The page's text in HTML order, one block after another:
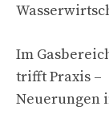
Im
trifft Praxis –
Neuerungen